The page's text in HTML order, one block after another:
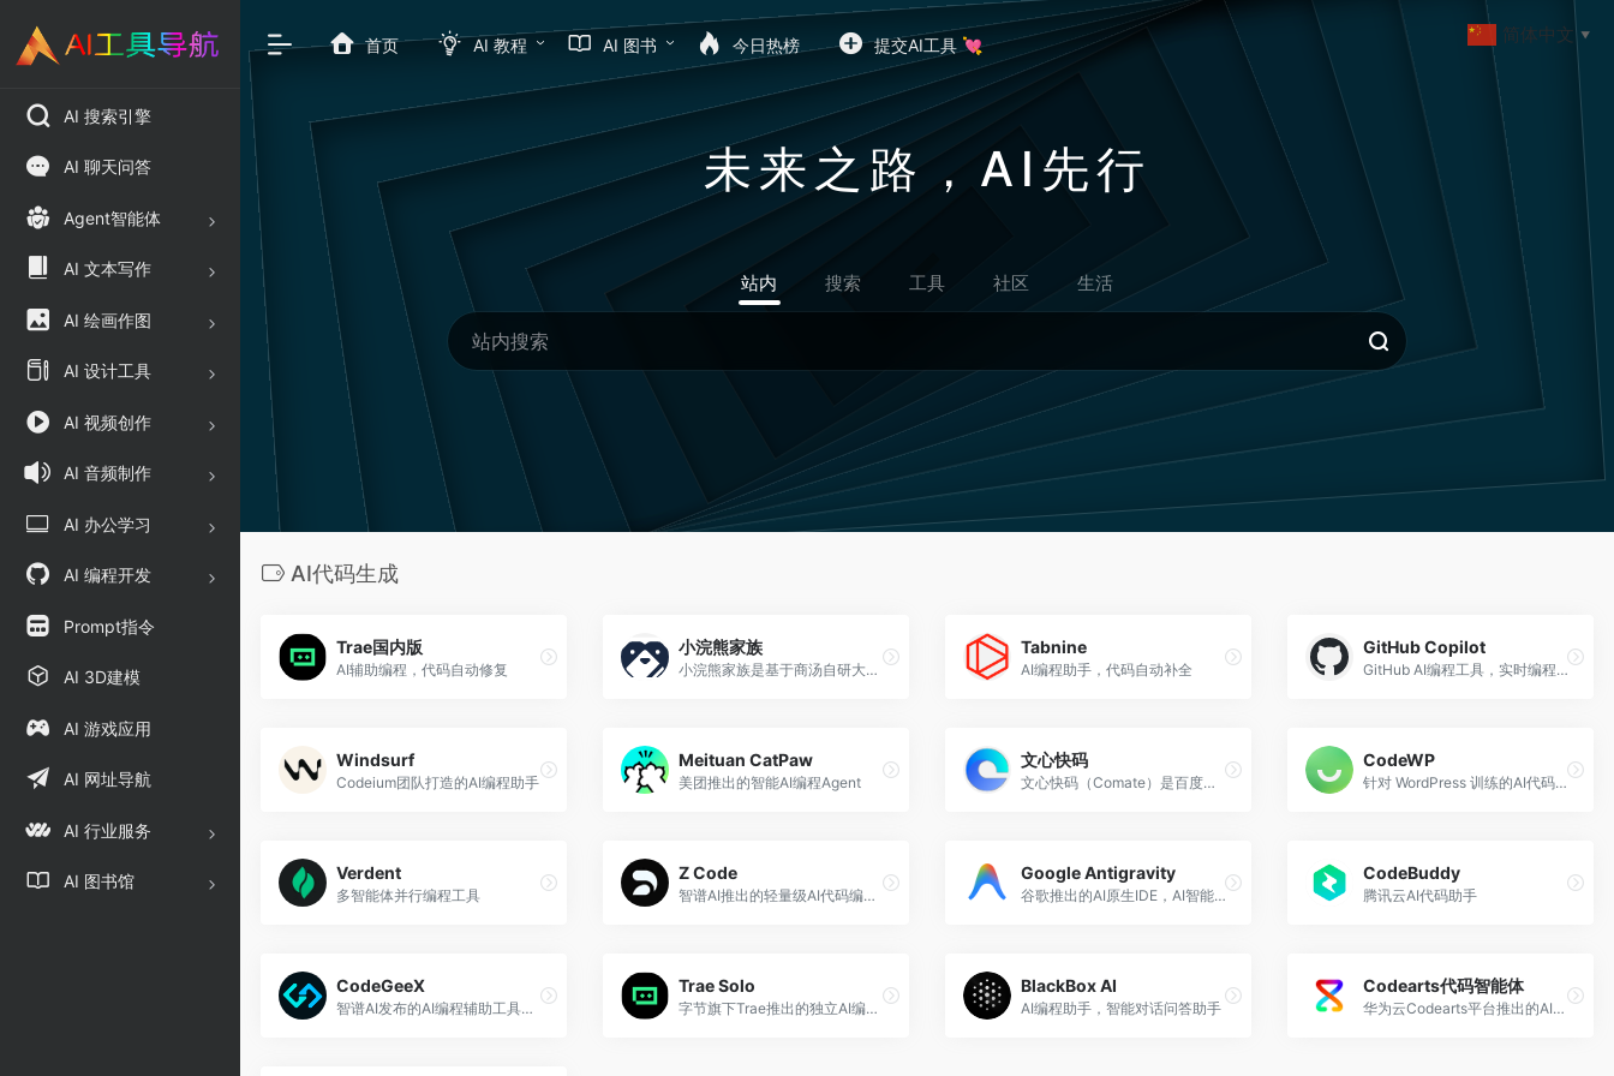
AI 搜索引擎
AI 聊天问答
Agent智能体
AI 文本写作
AI 绘画作图
AI 设计工具
AI 视频创作
AI 音频制作
AI 办公学习
AI 编程开发
Prompt指令
AI 3D建模
AI 游戏应用
AI 网址导航
AI 行业服务
AI 图书馆
首页 AI 教程 AI 图书 今日热榜 提交AI工具 💘
未来之路，AI先行
站内 搜索 工具 社区 生活
AI代码生成
Trae国内版
AI辅助编程，代码自动修复
小浣熊家族
小浣熊家族是基于商汤自研大语言模型的AI助手，提供代码小浣熊AI助手、办公小浣熊AI助手两大功能模块
Tabnine
AI编程助手，代码自动补全
GitHub Copilot
GitHub AI编程工具，实时编程建议
Windsurf
Codeium团队打造的AI编程助手
Meituan CatPaw
美团推出的智能AI编程Agent
文心快码
文心快码（Comate）是百度推出的一款AI辅助编程工具
CodeWP
针对 WordPress 训练的AI代码生成器
Verdent
多智能体并行编程工具
Z Code
智谱AI推出的轻量级AI代码编辑器
Google Antigravity
谷歌推出的AI原生IDE，AI智能体协作开发
CodeBuddy
腾讯云AI代码助手
CodeGeeX
智谱AI发布的AI编程辅助工具插件，可以实现自动代码生成、代码翻译、自动编写注释以及智能问答等功能
Trae Solo
字节旗下Trae推出的独立AI编程智能体工具
BlackBox AI
AI编程助手，智能对话问答助手
Codearts代码智能体
华为云Codearts平台推出的AI编码智能体
简体中文 ▼